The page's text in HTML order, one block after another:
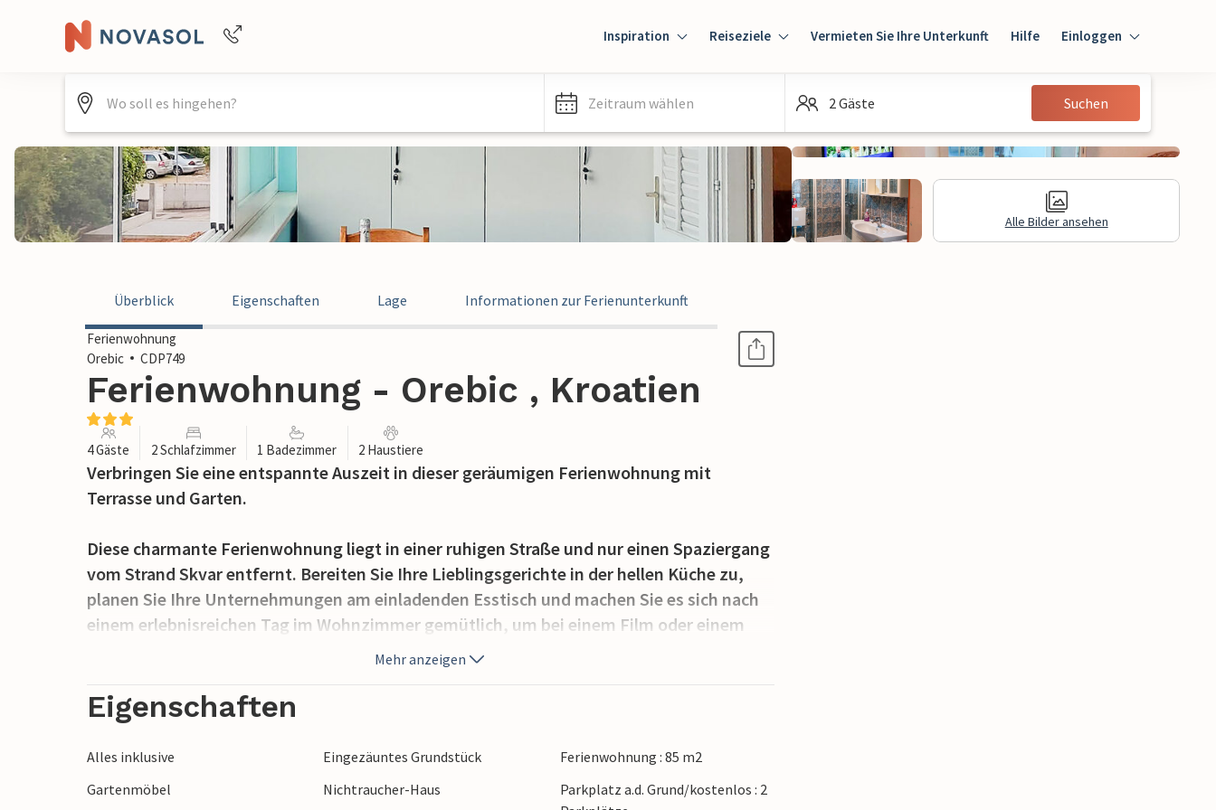
+4940688715475
Inspiration Reiseziele Vermieten Sie Ihre Unterkunft Hilfe Einloggen
Einloggen
Gast
Zeitraum wählen 2 Gäste Suchen
Alle Bilder ansehen
Überblick Eigenschaften Lage Informationen zur Ferienunterkunft
Ferienwohnung
Orebic
CDP749
Ferienwohnung - Orebic , Kroatien
4 Gäste 2 Schlafzimmer 1 Badezimmer 2 Haustiere
Verbringen Sie eine entspannte Auszeit in dieser geräumigen Ferienwohnung mit
Terrasse und Garten.
Diese charmante Ferienwohnung liegt in einer ruhigen Straße und nur einen Spaziergang
vom Strand Skvar entfernt. Bereiten Sie Ihre Lieblingsgerichte in der hellen Küche zu,
planen Sie Ihre Unternehmungen am einladenden Esstisch und machen Sie es sich nach
einem erlebnisreichen Tag im Wohnzimmer gemütlich, um bei einem Film oder einem
Starten Sie mit einem ausgiebigen Frühstück auf dem Balkon in den Tag und lassen Sie
hier abends das Erlebte bei einem Glas Wein Revue passieren.
Adria. Unternehmen Sie eine Bootstour zur malerischen Insel Korčula und schlendern Sie
Mehr anzeigen
Eigenschaften
Alles inklusive Eingezäuntes Grundstück
Ferienwohnung : 85 m2
Gartenmöbel
Nichtraucher-Haus
Parkplatz a.d. Grund/kostenlos : 2